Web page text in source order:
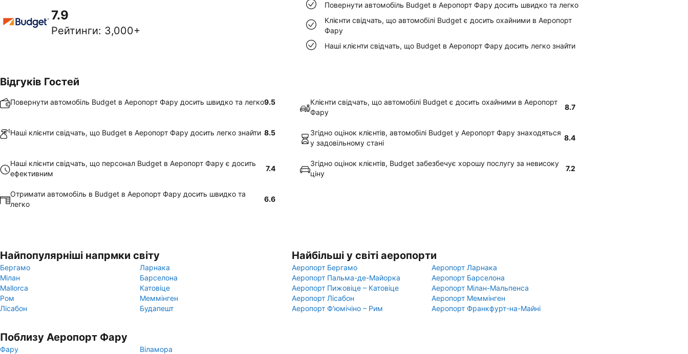
7.9
Рейтинги: 3,000+
Повернути автомобіль Budget в Аеропорт Фару досить швидко та легко
Клієнти свідчать, що автомобілі Budget є досить охайними в Аеропорт
Фару
Наші клієнти свідчать, що Budget в Аеропорт Фару досить легко знайти
Відгуків Гостей
Повернути автомобіль Budget в Аеропорт Фару досить швидко та легко9.5
Клієнти свідчать, що автомобілі Budget є досить охайними в Аеропорт
Фару
8.7
Наші клієнти свідчать, що Budget в Аеропорт Фару досить легко знайти 8.5
Згідно оцінок клієнтів, автомобілі Budget у Аеропорт Фару знаходяться
у задовільному стані
8.4
Наші клієнти свідчать, що персонал Budget в Аеропорт Фару є досить
ефективним
7.4
Згідно оцінок клієнтів, Budget забезбечує хорошу послугу за невисоку
ціну
7.2
Отримати автомобіль в Budget в Аеропорт Фару досить швидко та
легко
6.6
Найпопулярніші напрмки світу
Бергамо
Ларнака
Мілан
Барселона
Mallorca
Катовіце
Ром
Меммінген
Лісабон
Будапешт
Найбільші у світі аеропорти
Аеропорт Бергамо
Аеропорт Ларнака
Аеропорт Пальма-де-Майорка
Аеропорт Барселона
Аеропорт Пижовіце – Катовіце
Аеропорт Мілан-Мальпенса
Аеропорт Лісабон
Аеропорт Меммінген
Аеропорт Ф'юмічіно – Рим
Аеропорт Франкфурт-на-Майні
Поблизу Аеропорт Фару
Фару Віламора